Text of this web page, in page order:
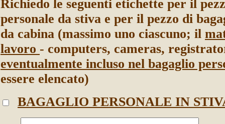
Richiedo le seguenti etichette per il
personale da stiva e per il pezzo di
da cabina (massimo uno ciascuno; il
lavoro - computers, cameras,
eventualmente incluso nel bagaglio
essere elencato)
BAGAGLIO PERSONALE IN